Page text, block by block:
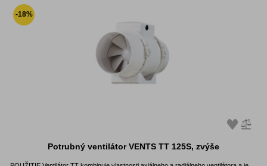
-18%
Potrubný ventilátor VENTS TT 125S, zvýše